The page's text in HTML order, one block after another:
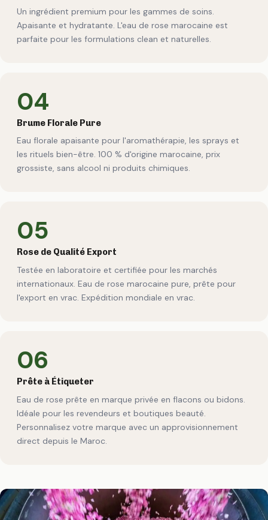
Un ingrédient premium pour les gammes de soins.
Apaisante et hydratante. L'eau de rose marocaine est
parfaite pour les formulations clean et naturelles.
04
Brume Florale Pure
Eau florale apaisante pour l'aromathérapie, les sprays et
les rituels bien-être. 100 % d'origine marocaine, prix
grossiste, sans alcool ni produits chimiques.
05
Rose de Qualité Export
Testée en laboratoire et certifiée pour les marchés
internationaux. Eau de rose marocaine pure, prête pour
l'export en vrac. Expédition mondiale en vrac.
06
Prête à Étiqueter
Eau de rose prête en marque privée en flacons ou bidons.
Idéale pour les revendeurs et boutiques beauté.
Personnalisez votre marque avec un approvisionnement
direct depuis le Maroc.